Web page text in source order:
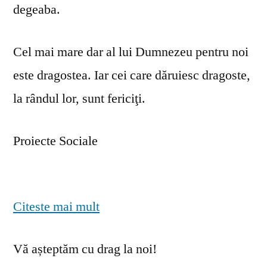
degeaba.
Cel mai mare dar al lui Dumnezeu pentru noi
este dragostea. Iar cei care dăruiesc dragoste,
la rândul lor, sunt fericiţi.
Proiecte Sociale
Citeste mai mult
Vă așteptăm cu drag la noi!